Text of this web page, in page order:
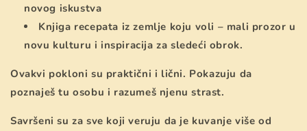
novog iskustva
Knjiga recepata iz zemlje koju voli – mali prozor u
novu kulturu i inspiracija za sledeći obrok.
Ovakvi pokloni su praktični i lični. Pokazuju da
poznaješ tu osobu i razumeš njenu strast.
Savršeni su za sve koji veruju da je kuvanje više od